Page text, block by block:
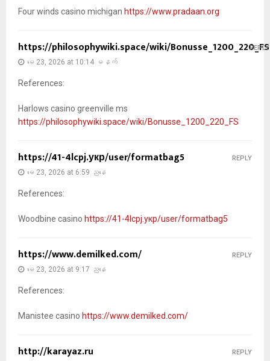
Four winds casino michigan https://www.pradaan.org
https://philosophywiki.space/wiki/Bonusse_1200_220_FS
မေ 23, 2026 at 10:14 မနက်
References:
Harlows casino greenville ms
https://philosophywiki.space/wiki/Bonusse_1200_220_FS
REPLY
https://41-4lcpj.укр/user/formatbag5
မေ 23, 2026 at 6:59 ညနေ
References:
Woodbine casino https://41-4lcpj.укр/user/formatbag5
REPLY
https://www.demilked.com/
မေ 23, 2026 at 9:17 ညနေ
References:
Manistee casino https://www.demilked.com/
REPLY
http://karayaz.ru REPLY